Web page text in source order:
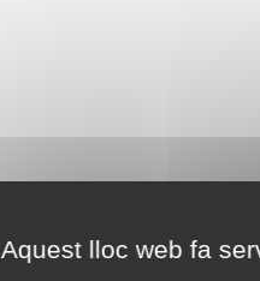
Aquest lloc web fa